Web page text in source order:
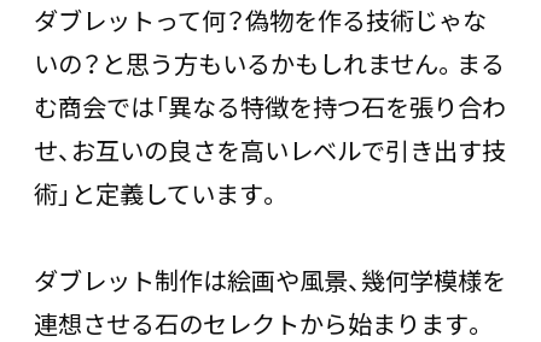
ダブレットって何？偽物を作る技術じゃな
いの？と思う方もいるかもしれません。まる
む商会では「異なる特徴を持つ石を張り合わ
せ、お互いの良さを高いレベルで引き出す技
術」と定義しています。
ダブレット制作は絵画や風景、幾何学模様を
連想させる石のセレクトから始まります。